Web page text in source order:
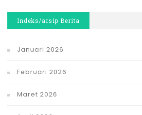
Indeks/arsip Berita
Januari 2026
Februari 2026
Maret 2026